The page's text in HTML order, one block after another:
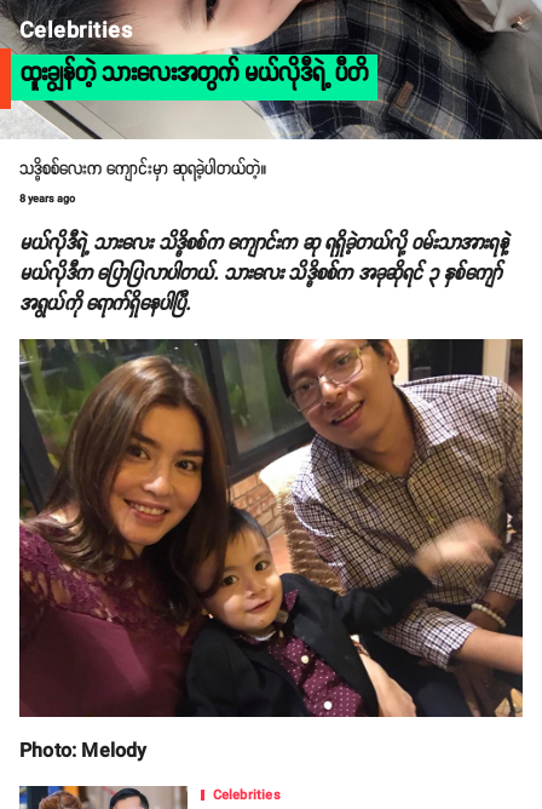
Celebrities
ထူးချွန်တဲ့ သားလေးအတွက် မယ်လိုဒီရဲ့ ပီတိ
သဒ္ဓိစစ်လေးက ကျောင်းမှာ ဆုရခဲ့ပါတယ်တဲ့။
8 years ago
မယ်လိုဒီရဲ့ သားလေး သိဒ္ဓိစစ်က ကျောင်းက ဆု ရရှိခဲ့တယ်လို့ ဝမ်းသာအားရနဲ့
မယ်လိုဒီက ပြောပြလာပါတယ်. သားလေး သိဒ္ဓိစစ်က အခုဆိုရင် ၃ နှစ်ကျော်
အရွယ်ကို ရောက်ရှိနေပါပြီ.
Photo: Melody
Celebrities